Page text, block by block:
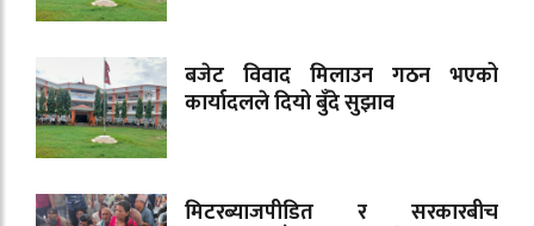
बजेट विवाद मिलाउन गठन भएको
कार्यादलले दियो बुँदे सुझाव
मिटरब्याजपीडित र सरकारबीच